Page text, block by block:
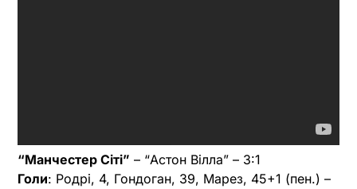
“Манчестер Сіті” – “Астон Вілла” – 3:1
Голи: Родрі, 4, Гондоган, 39, Марез, 45+1 (пен.) –